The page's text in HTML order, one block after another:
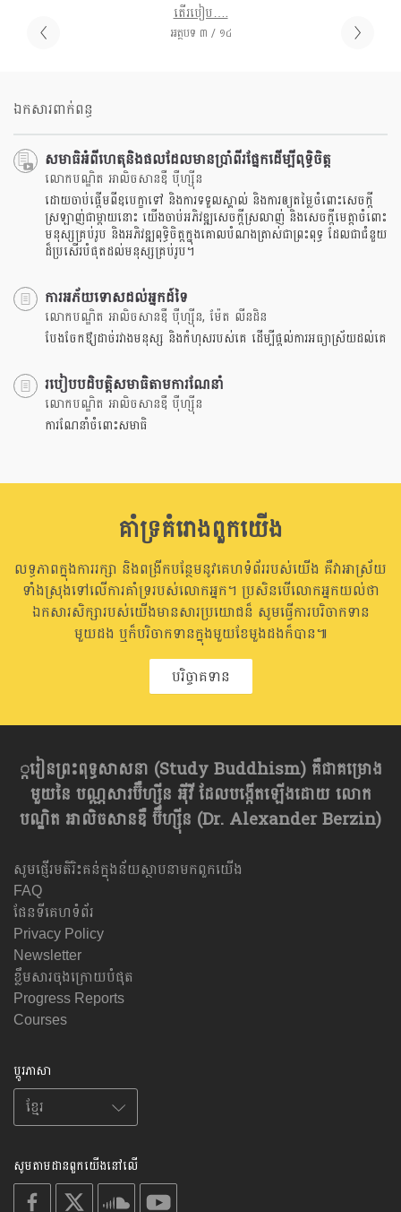
តើរបៀប….
អត្ថបទ ៣ / ១៤
ឯកសារពាក់ពន្ធ
សមាធិអំពីហេតុនិងផលដែលមានប្រាំពីរផ្នែកដើម្បីពុទ្ធិចិត្ត
លោកបណ្ឌិត អាលិចសានឌឺ បុឺហ្សុីន
ដោយចាប់ផ្តើមពីឧបេក្ខាទៅ និងការទទួលស្គាល់ និងការឲ្យតម្លៃចំពោះសេចក្តី
ស្រឡាញ់ជាម្តាយនោះ យើងចាប់អភិវឌ្ឍសេចក្តីស្រលាញ់ និងសេចក្តីមេត្តាចំពោះ
មនុស្សគ្រប់រូប និងអភិវឌ្ឍពុទ្ធិចិត្តក្នុងគោលបំណងត្រាស់ជាព្រះពុទ្ធ ដែលជាជំនួយ
ដ៏ប្រសើរបំផុតដល់មនុស្សគ្រប់រូប។
ការអភ័យទោសដល់អ្នកដ៍ទៃ
លោកបណ្ឌិត អាលិចសានឌឺ បុឺហ្សុីន, ម៉ែត លីនដិន
បែងចែកឳ្យដាច់រវាងមនុស្ស និងកំហុសរបស់គេ ដើម្បីផ្តល់ការអធ្យាស្រ័យដល់គេ
របៀបបដិបត្តិសមាធិតាមការណែនាំ
លោកបណ្ឌិត អាលិចសានឌឺ បុឺហ្សុីន
ការណែនាំចំពោះសមាធិ
គាំទ្រគំរោងពួកយើង
លទ្ធភាពក្នុងការរក្សា និងពង្រីកបន្ថែមនូវគេហទំព័ររបស់យើង គឺវាអាស្រ័យ
ទាំងស្រុងទៅលើការគាំទ្ររបស់លោកអ្នក។ ប្រសិនបើលោកអ្នកយល់ថា
ឯកសារសិក្សារបស់យើងមានសារប្រយោជន៏ សូមធ្វើការបរិចាកទាន
មួយដង ឬក៏បរិចាកទានក្នុងមួយខែមួងដងក៏បាន៕
បរិច្ចាគទាន
្ករៀនព្រះពុទ្ធសាសនា​ (Study Buddhism) គឺជាគម្រោង
មួយនៃ បណ្ណសារប៊ឺហ្សុីន អុីវី ដែលបង្កើតឡើងដោយ លោក
បណ្ឌិត អាលិចសានឌឺ ប៊ឺហ្សុីន (Dr. Alexander Berzin)
សូមផ្ញើរមតិរិះគន់ក្នុងន័យស្ថាបនាមកពួកយើង
FAQ
ផែនទីគេហទំព័រ
Privacy Policy
Newsletter
ខ្លឹមសារចុងក្រោយបំផុត
Progress Reports
Courses
ប្តូរភាសា
សូមតាមដានពួកយើងនៅលើ
on
on on on